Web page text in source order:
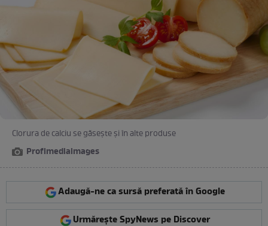
Clorura de calciu se găsește și în alte produse
Profimediaimages
Adaugă-ne ca sursă preferată în Google
Urmărește SpyNews pe Discover